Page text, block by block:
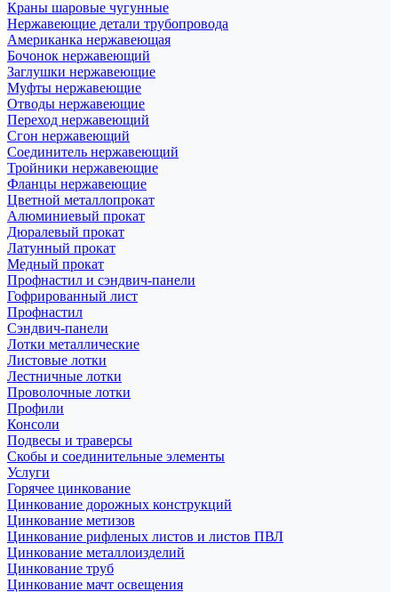
Краны шаровые чугунные
Нержавеющие детали трубопровода
Американка нержавеющая
Бочонок нержавеющий
Заглушки нержавеющие
Муфты нержавеющие
Отводы нержавеющие
Переход нержавеющий
Сгон нержавеющий
Соединитель нержавеющий
Тройники нержавеющие
Фланцы нержавеющие
Цветной металлопрокат
Алюминиевый прокат
Дюралевый прокат
Латунный прокат
Медный прокат
Профнастил и сэндвич-панели
Гофрированный лист
Профнастил
Сэндвич-панели
Лотки металлические
Листовые лотки
Лестничные лотки
Проволочные лотки
Профили
Консоли
Подвесы и траверсы
Скобы и соединительные элементы
Услуги
Горячее цинкование
Цинкование дорожных конструкций
Цинкование метизов
Цинкование рифленых листов и листов ПВЛ
Цинкование металлоизделий
Цинкование труб
Цинкование мачт освещения